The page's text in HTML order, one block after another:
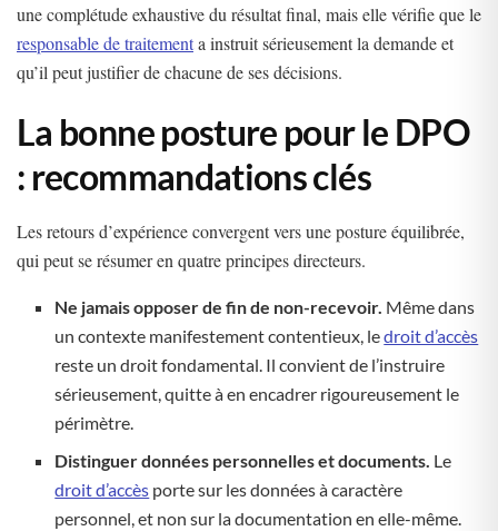
une complétude exhaustive du résultat final, mais elle vérifie que le
responsable de traitementa instruit sérieusement la demande et
qu’il peut justifier de chacune de ses décisions.
La bonne posture pour le DPO
: recommandations clés
Les retours d’expérience convergent vers une posture équilibrée,
qui peut se résumer en quatre principes directeurs.
Ne jamais opposer de fin de non-recevoir. Même dans
un contexte manifestement contentieux, ledroit d’accès
reste un droit fondamental. Il convient de l’instruire
sérieusement, quitte à en encadrer rigoureusement le
périmètre.
Distinguer données personnelles et documents. Le
droit d’accès porte sur les données à caractère
personnel, et non sur la documentation en elle-même.